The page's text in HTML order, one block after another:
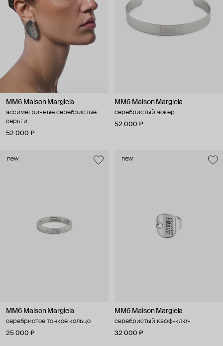
MM6 Maison Margiela
ассиметричные серебристые
серьги
52 000 ₽
MM6 Maison Margiela
серебристый чокер
52 000 ₽
new
MM6 Maison Margiela
серебристое тонкое кольцо
25 000 ₽
new
MM6 Maison Margiela
серебристый кафф-ключ
32 000 ₽